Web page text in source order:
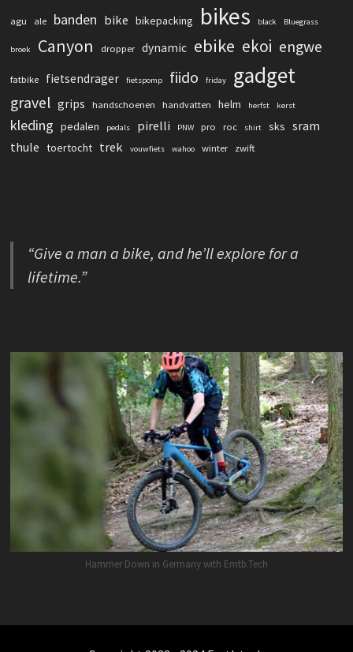
agu ale banden bike bikepacking bikes black Bluegrass
broek Canyon dropper dynamic ebike ekoi engwe
fatbike fietsendrager fietspomp fiido friday gadget
gravel grips handschoenen handvatten helm herfst kerst
kleding pedalen pedals pirelli PNW pro roc shirt sks sram
thule toertocht trek vouwfiets wahoo winter zwift
“Give a man a bike, and he’ll explore for a
lifetime.”
Hammer Down in Germany with Emtb.Tech